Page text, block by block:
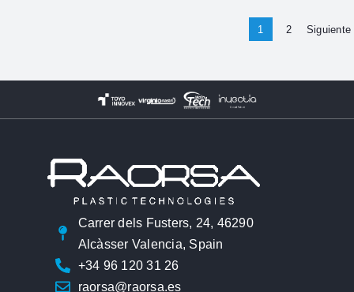
1 2 Siguiente
Carrer dels Fusters, 24, 46290
Alcàsser Valencia, Spain
+34 96 120 31 26
raorsa@raorsa.es